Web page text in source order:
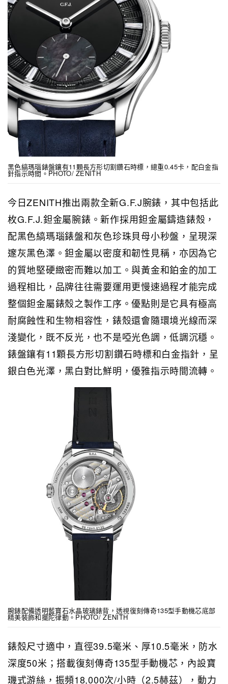
黑色縞瑪瑙錶盤鑲有11顆長方形切割鑽石時標，總重0.45卡，配白金指
針指示時間。PHOTO/ ZENITH
今日ZENITH推出兩款全新G.F.J腕錶，其中包括此
枚G.F.J.鉭金屬腕錶。新作採用鉭金屬鑄造錶殼，
配黑色縞瑪瑙錶盤和灰色珍珠貝母小秒盤，呈現深
邃灰黑色澤。鉭金屬以密度和韌性見稱，亦因為它
的質地堅硬緻密而難以加工。與黃金和鉑金的加工
過程相比，品牌往往需要運用更慢速過程才能完成
整個鉭金屬錶殼之製作工序。優點則是它具有極高
耐腐蝕性和生物相容性，錶殼還會隨環境光線而深
淺變化，既不反光，也不是啞光色調，低調沉穩。
錶盤鑲有11顆長方形切割鑽石時標和白金指針，呈
銀白色光澤，黑白對比鮮明，優雅指示時間流轉。
腕錶配備透明藍寶石水晶玻璃錶背，透視復刻傳奇135型手動機芯底部
精美裝飾和擺陀律動。PHOTO/ ZENITH
錶殼尺寸適中，直徑39.5毫米、厚10.5毫米，防水
深度50米；搭載復刻傳奇135型手動機芯，內設寶
璣式游絲，振頻18,000次/小時（2.5赫茲），動力